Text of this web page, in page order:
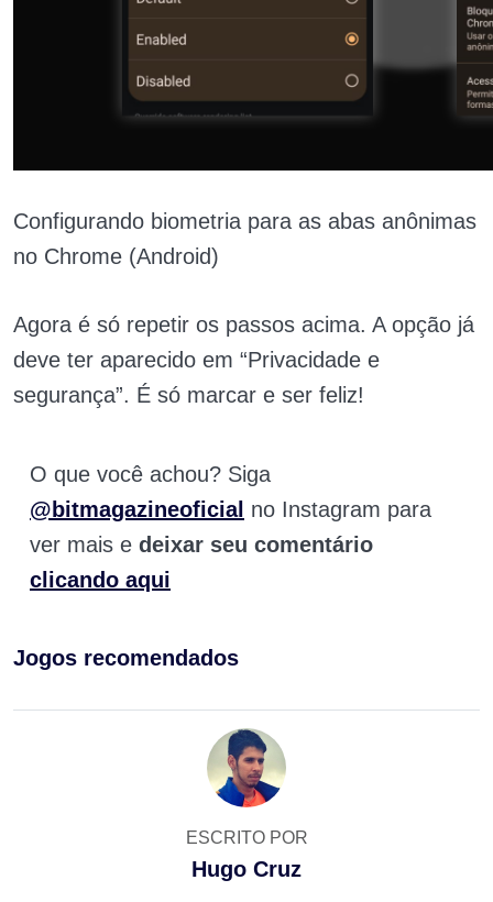
Configurando biometria para as abas anônimas
no Chrome (Android)
Agora é só repetir os passos acima. A opção já
deve ter aparecido em “Privacidade e
segurança”. É só marcar e ser feliz!
O que você achou? Siga
@bitmagazineoficial no Instagram para
ver mais e deixar seu comentário
clicando aqui
Jogos recomendados
ESCRITO POR
Hugo Cruz